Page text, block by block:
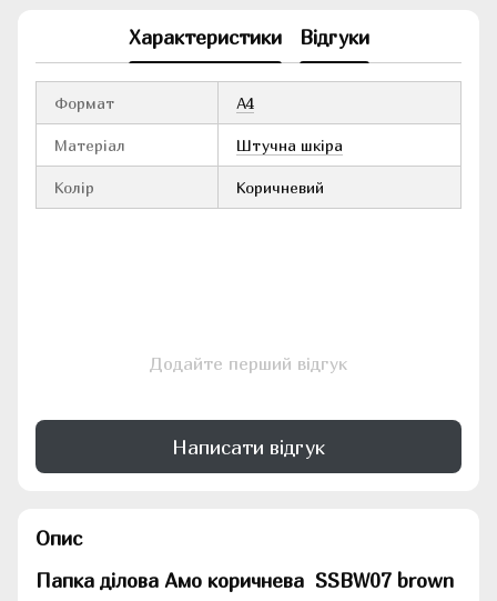
Характеристики Відгуки
Формат А4
Матеріал Штучна шкіра
Колір Коричневий
Додайте перший відгук
Написати відгук
Опис
Папка ділова Амо коричнева SSBW07 brown